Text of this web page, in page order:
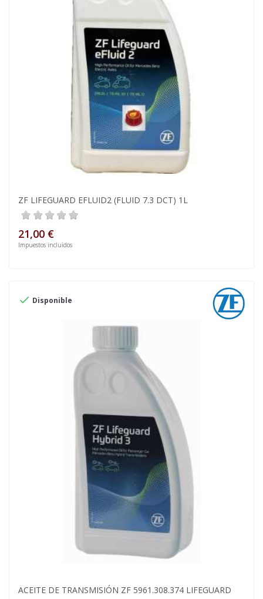
ZF LIFEGUARD EFLUID2 (FLUID 7.3 DCT) 1L
21,00 €
Impuestos incluidos
 Disponible
ACEITE DE TRANSMISIÓN ZF 5961.308.374 LIFEGUARD